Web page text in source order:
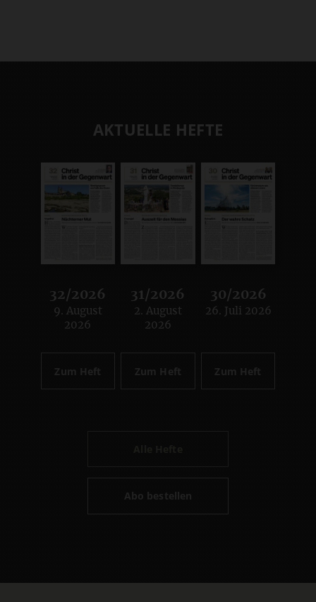
AKTUELLE HEFTE
32/2026
:
9. August
2026
Zum Heft
31/2026
:
2. August
2026
Zum Heft
30/2026
:
26. Juli 2026
Zum Heft
Abo bestellen